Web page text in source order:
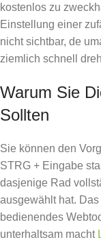
kostenlos zu
Einstellung einer
nicht sichtbar, de
ziemlich schnell
Warum Sie
Sollten
Sie können den
STRG + Eingabe
dasjenige Rad
ausgewählt hat.
bedienendes
unterhaltsam macht